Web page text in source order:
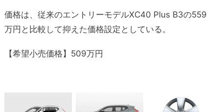
価格は、従来のエントリーモデルXC40 Plus B3の559
万円と比較して抑えた価格設定としている。
【希望小売価格】509万円